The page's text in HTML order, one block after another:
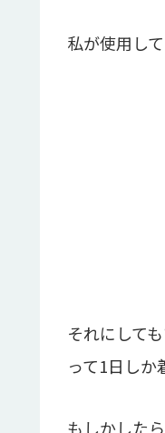
私が使用し
それにして
って1日し
もしかした